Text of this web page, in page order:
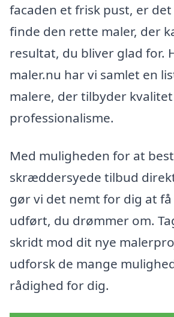
facaden et frisk pust, er
finde den rette maler, der
resultat, du bliver glad for.
maler.nu har vi samlet en
malere, der tilbyder
professionalisme.
Med muligheden for at
skræddersyede tilbud
gør vi det nemt for dig at
udført, du drømmer om.
skridt mod dit nye
udforsk de mange
rådighed for dig.